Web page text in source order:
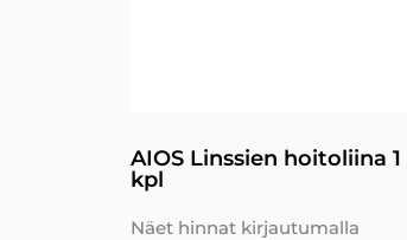
AIOS Linssien hoitoliina 1
kpl
Näet hinnat kirjautumalla